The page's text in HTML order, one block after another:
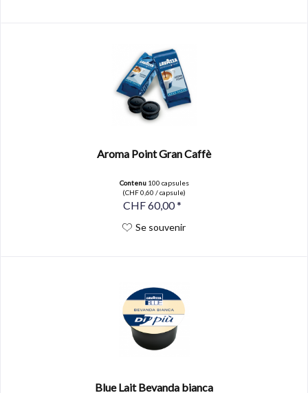
Aroma Point Gran Caffè
Contenu 100 capsules
(CHF 0,60 / capsule)
CHF 60,00 *
Se souvenir
Blue Lait Bevanda bianca